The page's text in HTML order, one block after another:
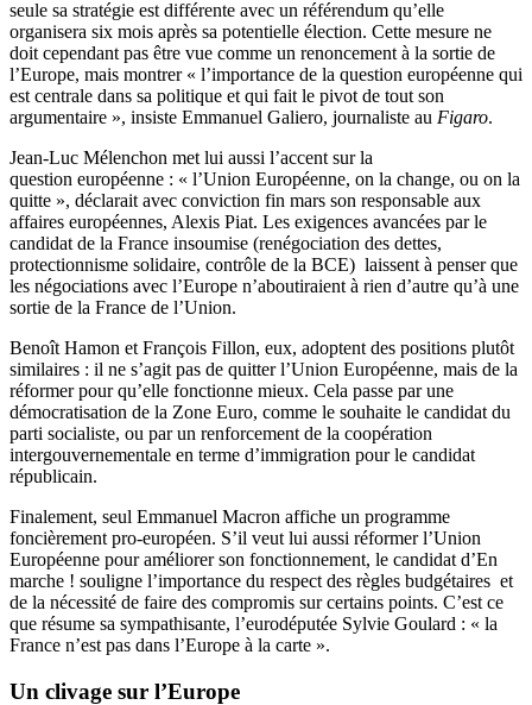
seule sa stratégie est différente avec un référendum qu’elle
organisera six mois après sa potentielle élection. Cette mesure ne
doit cependant pas être vue comme un renoncement à la sortie de
l’Europe, mais montrer « l’importance de la question européenne qui
est centrale dans sa politique et qui fait le pivot de tout son
argumentaire », insiste Emmanuel Galiero, journaliste au Figaro.
Jean-Luc Mélenchon met lui aussi l’accent sur la
question européenne : « l’Union Européenne, on la change, ou on la
quitte », déclarait avec conviction fin mars son responsable aux
affaires européennes, Alexis Piat. Les exigences avancées par le
candidat de la France insoumise (renégociation des dettes,
protectionnisme solidaire, contrôle de la BCE) laissent à penser que
les négociations avec l’Europe n’aboutiraient à rien d’autre qu’à une
sortie de la France de l’Union.
Benoît Hamon et François Fillon, eux, adoptent des positions plutôt
similaires : il ne s’agit pas de quitter l’Union Européenne, mais de la
réformer pour qu’elle fonctionne mieux. Cela passe par une
démocratisation de la Zone Euro, comme le souhaite le candidat du
parti socialiste, ou par un renforcement de la coopération
intergouvernementale en terme d’immigration pour le candidat
républicain.
Finalement, seul Emmanuel Macron affiche un programme
foncièrement pro-européen. S’il veut lui aussi réformer l’Union
Européenne pour améliorer son fonctionnement, le candidat d’En
marche ! souligne l’importance du respect des règles budgétaires et
de la nécessité de faire des compromis sur certains points. C’est ce
que résume sa sympathisante, l’eurodéputée Sylvie Goulard : « la
France n’est pas dans l’Europe à la carte ».
Un clivage sur l’Europe